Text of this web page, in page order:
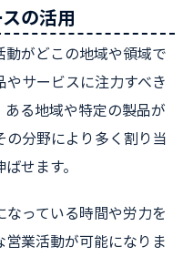
の活用
がどこの地域や領域で
サービスに注力すべき
る地域や特定の製品が
分野により多く割り当
せます。
っている時間や労力を
業活動が可能になりま